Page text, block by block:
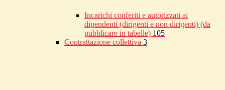
Incarichi conferiti e autorizzati ai
dipendenti (dirigenti e non dirigenti) (da
pubblicare in tabelle) 105
Contrattazione collettiva 3